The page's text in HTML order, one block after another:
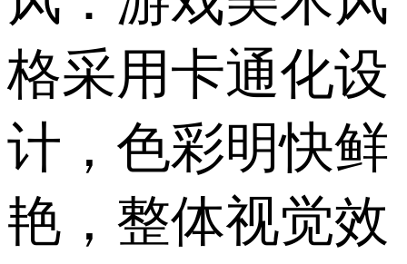
格采用卡通化设
计，色彩明快鲜
艳，整体视觉效